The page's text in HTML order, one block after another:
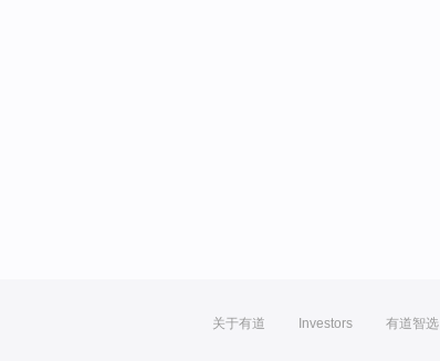
关于有道 Investors 有道智选